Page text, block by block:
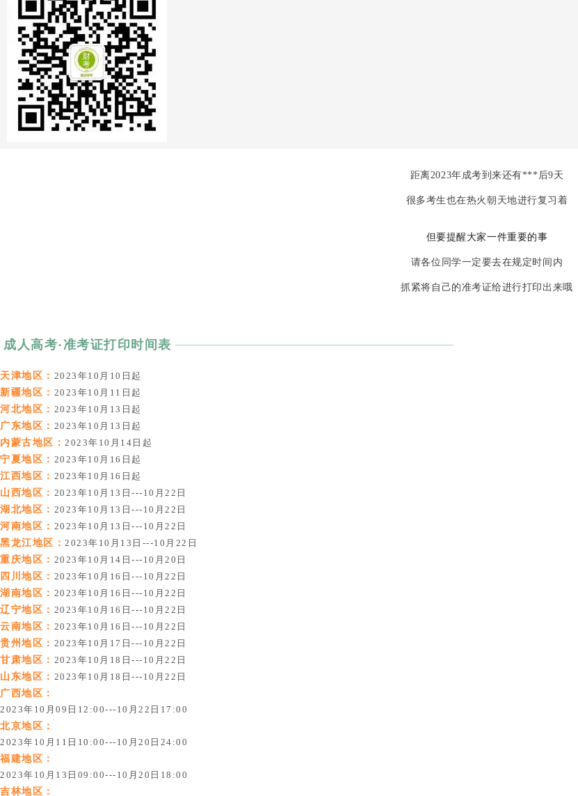
距离2023年成考到来还有***后9天
很多考生也在热火朝天地进行复习着
但要提醒大家一件重要的事
请各位同学一定要去在规定时间内
抓紧将自己的准考证给进行打印出来哦
成人高考·准考证打印时间表
天津地区： 2023年10月10日起
新疆地区： 2023年10月11日起
河北地区： 2023年10月13日起
广东地区： 2023年10月13日起
内蒙古地区： 2023年10月14日起
宁夏地区： 2023年10月16日起
江西地区： 2023年10月16日起
山西地区： 2023年10月13日---10月22日
湖北地区： 2023年10月13日---10月22日
河南地区： 2023年10月13日---10月22日
黑龙江地区： 2023年10月13日---10月22日
重庆地区： 2023年10月14日---10月20日
四川地区： 2023年10月16日---10月22日
湖南地区： 2023年10月16日---10月22日
辽宁地区： 2023年10月16日---10月22日
云南地区： 2023年10月16日---10月22日
贵州地区： 2023年10月17日---10月22日
甘肃地区： 2023年10月18日---10月22日
山东地区： 2023年10月18日---10月22日
广西地区：
2023年10月09日12:00---10月22日17:00
北京地区：
2023年10月11日10:00---10月20日24:00
福建地区：
2023年10月13日09:00---10月20日18:00
吉林地区：